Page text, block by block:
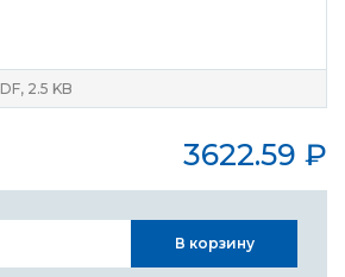
3622.59 ₽
2.5 KB
В корзину